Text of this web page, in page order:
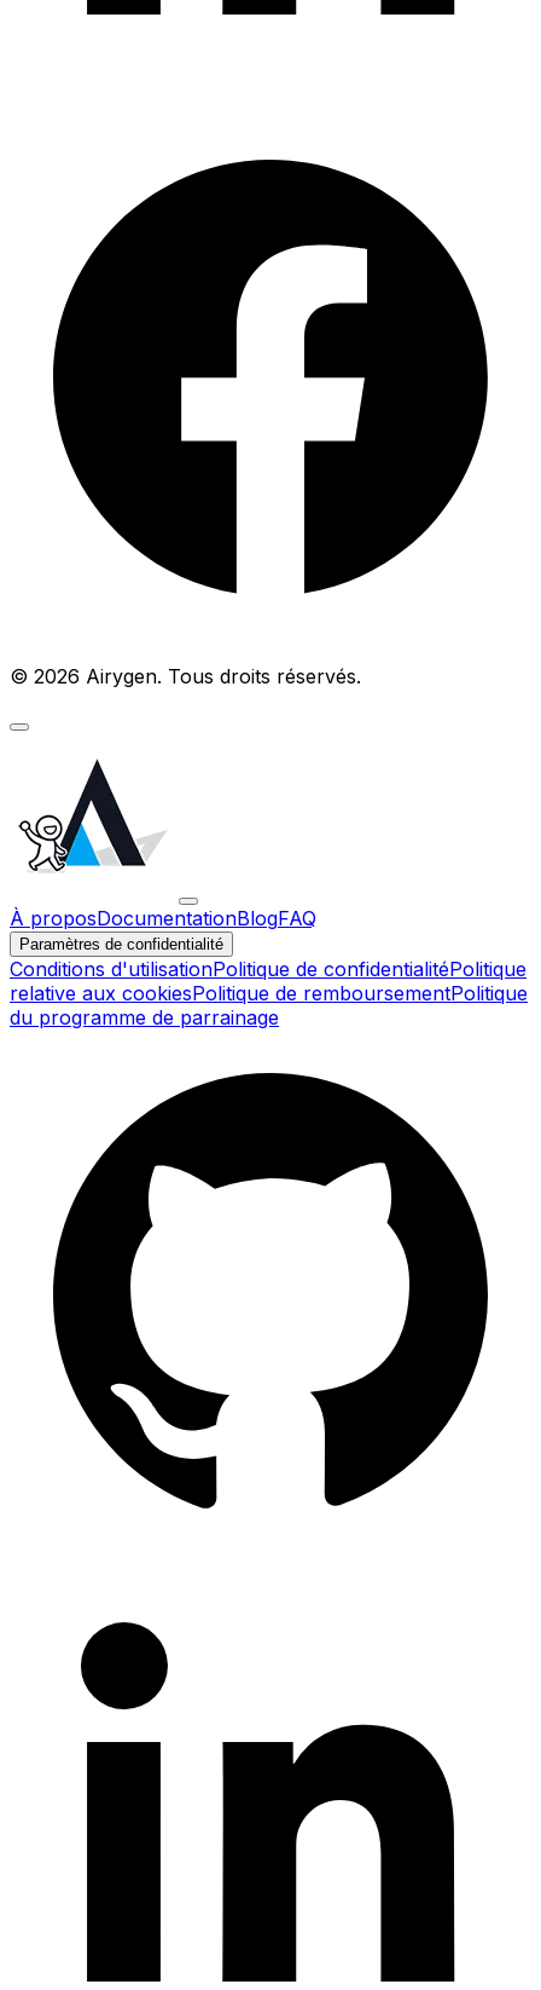
© 2026 Airygen. Tous droits réservés.
À proposDocumentationBlogFAQ
Paramètres de confidentialité
Conditions d'utilisationPolitique de confidentialitéPolitique
relative aux cookiesPolitique de remboursementPolitique
du programme de parrainage